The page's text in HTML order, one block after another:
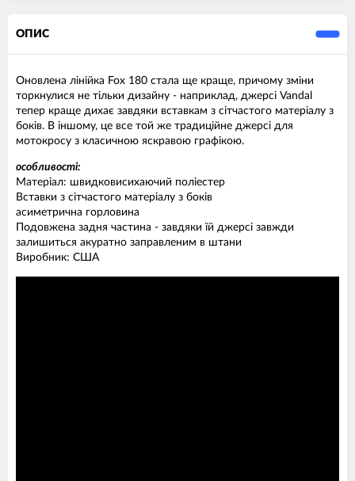
ОПИС
Оновлена лінійка Fox 180 стала ще краще, причому зміни
торкнулися не тільки дизайну - наприклад, джерсі Vandal
тепер краще дихає завдяки вставкам з сітчастого матеріалу з
боків. В іншому, це все той же традиційне джерсі для
мотокросу з класичною яскравою графікою.
особливості:
Матеріал: швидковисихаючий поліестер
Вставки з сітчастого матеріалу з боків
асиметрична горловина
Подовжена задня частина - завдяки їй джерсі завжди
залишиться акуратно заправленим в штани
Виробник: США